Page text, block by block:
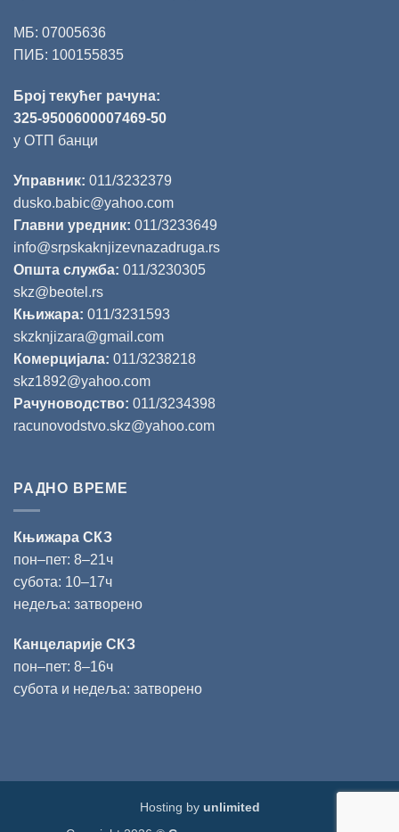
МБ: 07005636
ПИБ: 100155835
Број текућег рачуна:
325-9500600007469-50
у ОТП банци
Управник: 011/3232379
dusko.babic@yahoo.com
Главни уредник: 011/3233649
info@srpskaknjizevnazadruga.rs
Општа служба: 011/3230305
skz@beotel.rs
Књижара: 011/3231593
skzknjizara@gmail.com
Комерцијала: 011/3238218
skz1892@yahoo.com
Рачуноводство: 011/3234398
racunovodstvo.skz@yahoo.com
РАДНО ВРЕМЕ
Књижара СКЗ
пон‒пет: 8‒21ч
субота: 10‒17ч
недеља: затворено
Канцеларије СКЗ
пон‒пет: 8‒16ч
субота и недеља: затворено
Hosting by unlimited